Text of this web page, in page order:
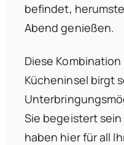
befindet,
Abend genießen.
Diese
Kücheninsel birgt
Sie begeistert
haben hier für all